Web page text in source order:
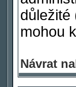
důležité
mohou
Návrat